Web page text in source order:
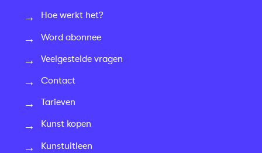
Hoe werkt het?
Word abonnee
Veelgestelde vragen
Contact
Tarieven
Kunst kopen
Kunstuitleen